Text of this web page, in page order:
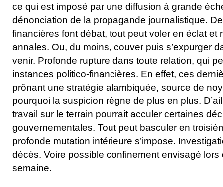
ce qui est imposé par une diffusion à grande
dénonciation de la propagande journalistique.
financières font débat, tout peut voler en éclat et
annales. Ou, du moins, couver puis s’expurger
venir. Profonde rupture dans toute relation, qui
instances politico-financières. En effet, ces
prônant une stratégie alambiquée, source de
pourquoi la suspicion règne de plus en plus.
travail sur le terrain pourrait acculer certaines
gouvernementales. Tout peut basculer en
profonde mutation intérieure s’impose.
décès. Voire possible confinement envisagé lors
semaine.